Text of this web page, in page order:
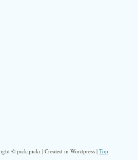
© pickipicki | Created in Wordpress | Top